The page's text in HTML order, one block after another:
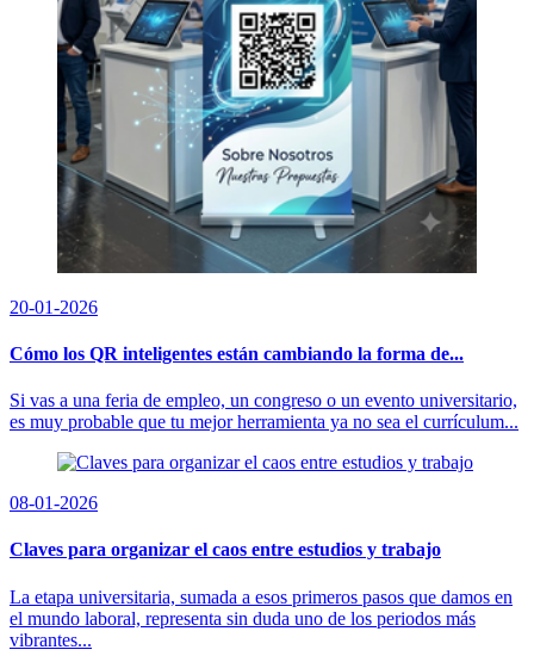
20-01-2026
Cómo los QR inteligentes están cambiando la forma de...
Si vas a una feria de empleo, un congreso o un evento universitario,
es muy probable que tu mejor herramienta ya no sea el currículum...
08-01-2026
Claves para organizar el caos entre estudios y trabajo
La etapa universitaria, sumada a esos primeros pasos que damos en
el mundo laboral, representa sin duda uno de los periodos más
vibrantes...